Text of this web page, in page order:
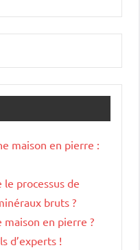
maison en pierre :
processus de
bruts ?
maison en pierre ?
d’experts !